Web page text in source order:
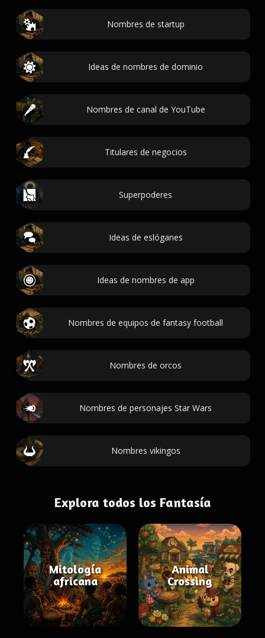
Nombres de startup
Ideas de nombres de dominio
Nombres de canal de YouTube
Titulares de negocios
Superpoderes
Ideas de eslóganes
Ideas de nombres de app
Nombres de equipos de fantasy football
Nombres de orcos
Nombres de personajes Star Wars
Nombres vikingos
Explora todos los Fantasía
Mitología
africana
Animal
Crossing